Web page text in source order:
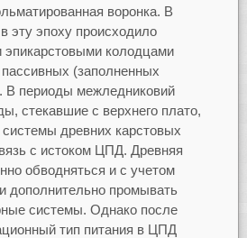
воронка. В
эту эпоху происходило
колодцами
(заполненных
В периоды межледниковий
стекавшие с верхнего плато,
системы древних карстовых
с истоком ЦПД. Древняя
обводняться и с учетом
дополнительно промывать
системы. Однако после
тип питания в ЦПД